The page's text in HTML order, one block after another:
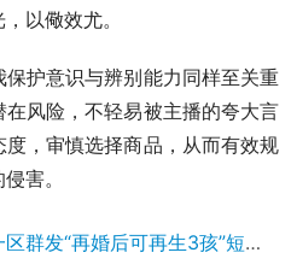
以儆效尤。
护意识与辨别能力同样至关重
风险，不轻易被主播的夸大言
，审慎选择商品，从而有效规
害。
再生3孩”短信引热议，舆论认为政策宣传不宜太粗放